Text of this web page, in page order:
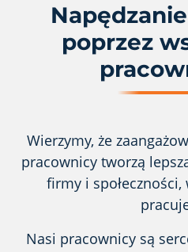
poprzez
Wierzymy, że
pracownicy tworzą
firmy i
Nasi pracownicy są